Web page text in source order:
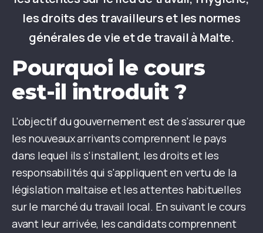
les droits des travailleurs et les normes
générales de vie et de travail à Malte.
Pourquoi le cours
est-il introduit ?
L'objectif du gouvernement est de s'assurer que
les nouveaux arrivants comprennent le pays
dans lequel ils s'installent, les droits et les
responsabilités qui s'appliquent en vertu de la
législation maltaise et les attentes habituelles
sur le marché du travail local. En suivant le cours
avant leur arrivée, les candidats comprennent